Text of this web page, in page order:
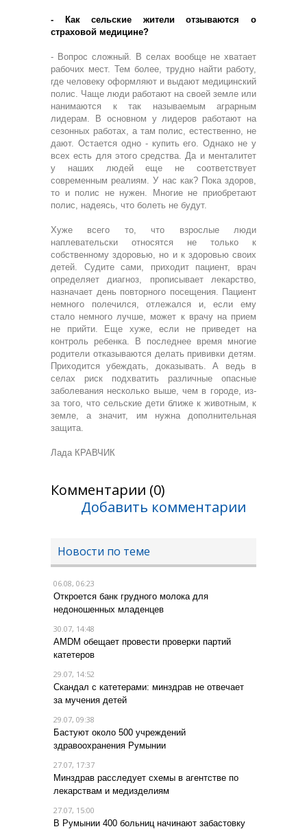
- Как сельские жители отзываются о
страховой медицине?
- Вопрос сложный. В селах вообще не хватает
рабочих мест. Тем более, трудно найти работу,
где человеку оформляют и выдают медицинский
полис. Чаще люди работают на своей земле или
нанимаются к так называемым аграрным
лидерам. В основном у лидеров работают на
сезонных работах, а там полис, естественно, не
дают. Остается одно - купить его. Однако не у
всех есть для этого средства. Да и менталитет
у наших людей еще не соответствует
современным реалиям. У нас как? Пока здоров,
то и полис не нужен. Многие не приобретают
полис, надеясь, что болеть не будут.
Хуже всего то, что взрослые люди
наплевательски относятся не только к
собственному здоровью, но и к здоровью своих
детей. Судите сами, приходит пациент, врач
определяет диагноз, прописывает лекарство,
назначает день повторного посещения. Пациент
немного полечился, отлежался и, если ему
стало немного лучше, может к врачу на прием
не прийти. Еще хуже, если не приведет на
контроль ребенка. В последнее время многие
родители отказываются делать прививки детям.
Приходится убеждать, доказывать. А ведь в
селах риск подхватить различные опасные
заболевания несколько выше, чем в городе, из-
за того, что сельские дети ближе к животным, к
земле, а значит, им нужна дополнительная
защита.
Лада КРАВЧИК
Комментарии (0)
Добавить комментарии
Новости по теме
06.08, 06:23
Откроется банк грудного молока для
недоношенных младенцев
30.07, 14:48
AMDM обещает провести проверки партий
катетеров
29.07, 14:52
Скандал с катетерами: минздрав не отвечает
за мучения детей
29.07, 09:38
Бастуют около 500 учреждений
здравоохранения Румынии
27.07, 17:37
Минздрав расследует схемы в агентстве по
лекарствам и медизделиям
27.07, 15:00
В Румынии 400 больниц начинают забастовку